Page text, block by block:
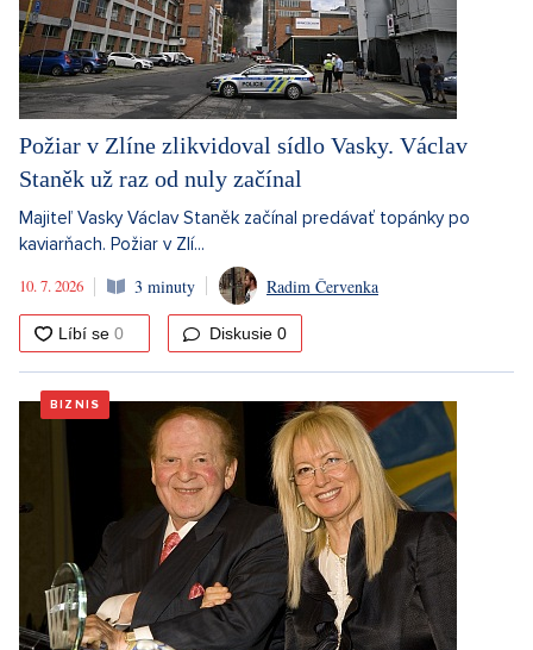
Požiar v Zlíne zlikvidoval sídlo Vasky. Václav
Staněk už raz od nuly začínal
Majiteľ Vasky Václav Staněk začínal predávať topánky po
kaviarňach. Požiar v Zlí...
10. 7. 2026
3 minuty Radim Červenka
Diskusie 0
BIZNIS